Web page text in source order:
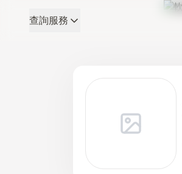
軟體通
查詢服務